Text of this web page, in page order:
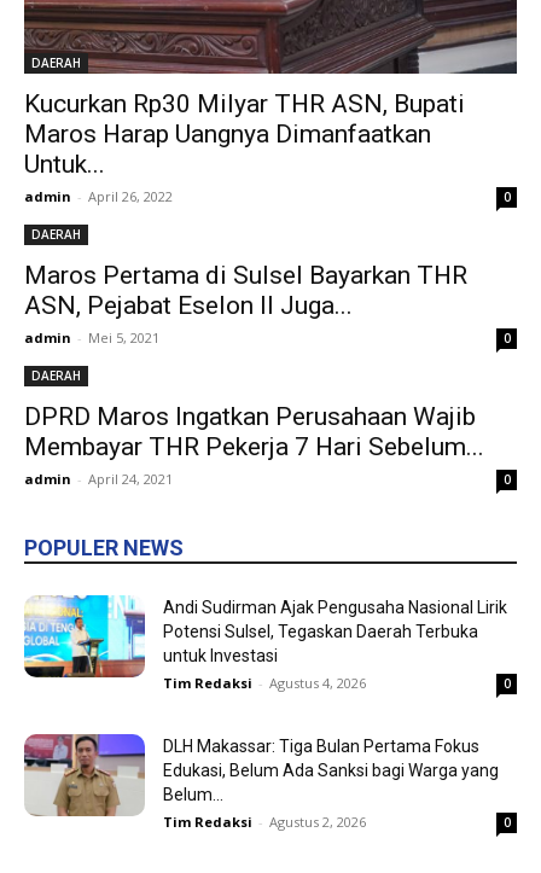
DAERAH
Kucurkan Rp30 Milyar THR ASN, Bupati
Maros Harap Uangnya Dimanfaatkan
Untuk...
admin - April 26, 2022 0
DAERAH
Maros Pertama di Sulsel Bayarkan THR
ASN, Pejabat Eselon II Juga...
admin - Mei 5, 2021 0
DAERAH
DPRD Maros Ingatkan Perusahaan Wajib
Membayar THR Pekerja 7 Hari Sebelum...
admin - April 24, 2021 0
POPULER NEWS
Andi Sudirman Ajak Pengusaha Nasional Lirik
Potensi Sulsel, Tegaskan Daerah Terbuka
untuk Investasi
Tim Redaksi - Agustus 4, 2026 0
DLH Makassar: Tiga Bulan Pertama Fokus
Edukasi, Belum Ada Sanksi bagi Warga yang
Belum...
Tim Redaksi - Agustus 2, 2026 0